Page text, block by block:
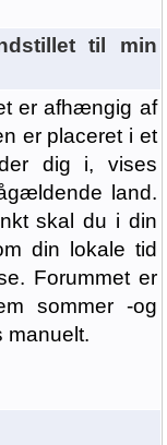
til min
er afhængig af
er placeret i et
dig i, vises
land.
skal du i din
din lokale tid
Forummet er
sommer -og
manuelt.